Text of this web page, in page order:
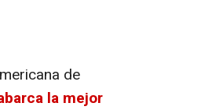
de
la mejor